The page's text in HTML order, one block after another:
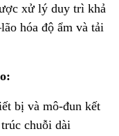
xử lý duy trì khả
lão hóa độ ẩm và tải
bị và mô-đun kết
chuỗi dài